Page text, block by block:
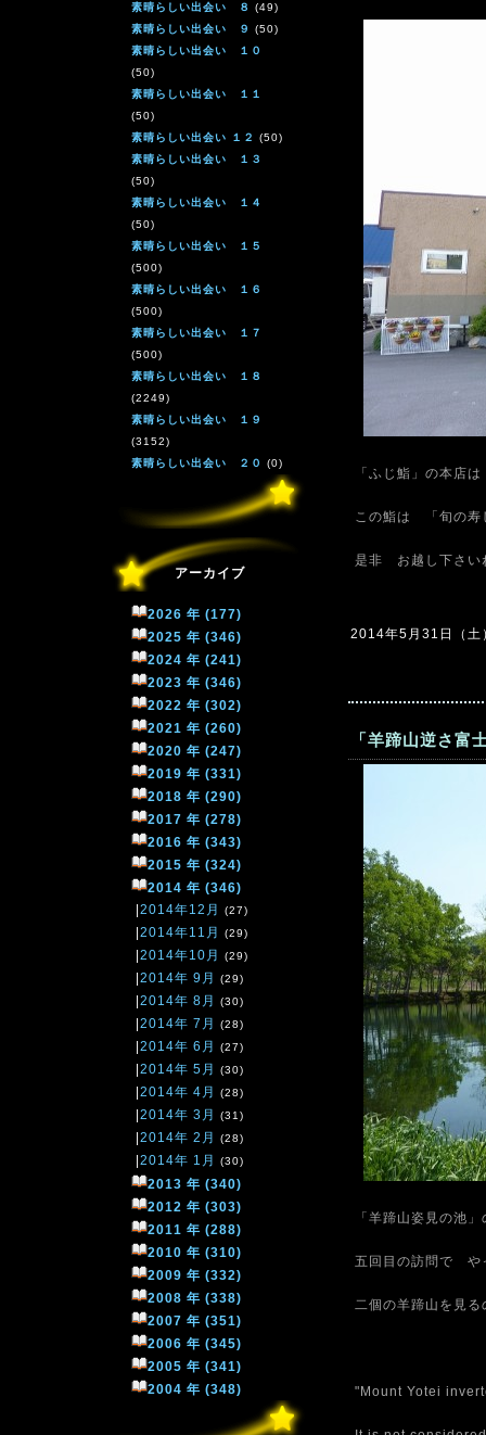
素晴らしい出会い ８ (49)
素晴らしい出会い ９ (50)
素晴らしい出会い １０
(50)
素晴らしい出会い １１
(50)
素晴らしい出会い １２ (50)
素晴らしい出会い １３
(50)
素晴らしい出会い １４
(50)
素晴らしい出会い １５
(500)
素晴らしい出会い １６
(500)
素晴らしい出会い １７
(500)
素晴らしい出会い １８
(2249)
素晴らしい出会い １９
(3152)
素晴らしい出会い ２０ (0)
アーカイブ
2026 年 (177)
2025 年 (346)
2024 年 (241)
2023 年 (346)
2022 年 (302)
2021 年 (260)
2020 年 (247)
2019 年 (331)
2018 年 (290)
2017 年 (278)
2016 年 (343)
2015 年 (324)
2014 年 (346)
2014年12月 (27)
2014年11月 (29)
2014年10月 (29)
2014年 9月 (29)
2014年 8月 (30)
2014年 7月 (28)
2014年 6月 (27)
2014年 5月 (30)
2014年 4月 (28)
2014年 3月 (31)
2014年 2月 (28)
2014年 1月 (30)
2013 年 (340)
2012 年 (303)
2011 年 (288)
2010 年 (310)
2009 年 (332)
2008 年 (338)
2007 年 (351)
2006 年 (345)
2005 年 (341)
2004 年 (348)
「ふじ鮨」の本
この鮨は 「旬の
是非 お越し下さ
2014年5月31日（
「羊蹄山逆さ
「羊蹄山姿見の
五回目の訪問で
二個の羊蹄山を見
"Mount Yotei